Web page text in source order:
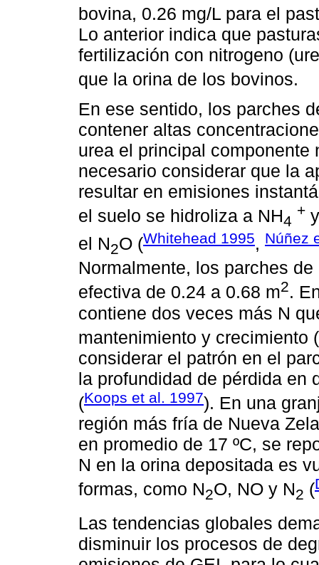
bovina, 0.26 mg/L para el
Lo anterior indica que
fertilización con nitrogeno
que la orina de los bovinos.
En ese sentido, los parches
contener altas
urea el principal componente
necesario considerar que la
resultar en emisiones
el suelo se hidroliza a NH4
+
el N2O (Whitehead 1995, Núñez
Normalmente, los parches
efectiva de 0.24 a 0.68 m2.
contiene dos veces más N
mantenimiento y crecimiento (
considerar el patrón en el
la profundidad de pérdida en
(Koops et al. 1997). En una
región más fría de Nueva
en promedio de 17 ºC, se
N en la orina depositada es
formas, como N2O, NO y N2 (
Las tendencias globales
disminuir los procesos de